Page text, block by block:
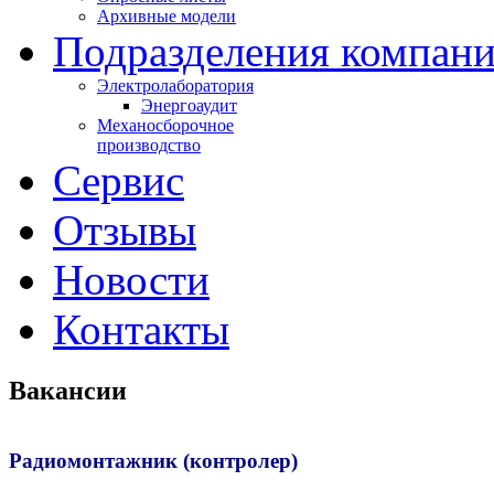
Архивные модели
Подразделения
Электролаборатория
Энергоаудит
Механосборочное
производство
Сервис
Отзывы
Новости
Контакты
Вакансии
Радиомонтажник (контролер)